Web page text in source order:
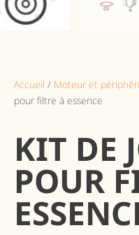
Accueil / Moteur et
pour filtre à essence
KIT DE
POUR